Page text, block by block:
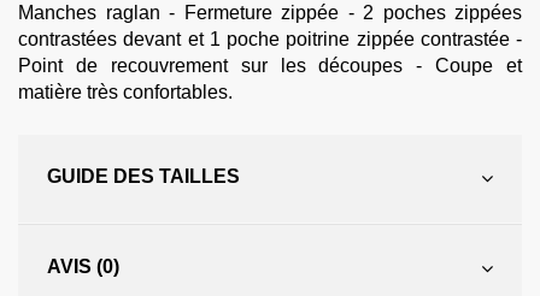
Manches raglan - Fermeture zippée - 2 poches zippées
contrastées devant et 1 poche poitrine zippée contrastée -
Point de recouvrement sur les découpes - Coupe et
matière très confortables.
GUIDE DES TAILLES
AVIS (0)